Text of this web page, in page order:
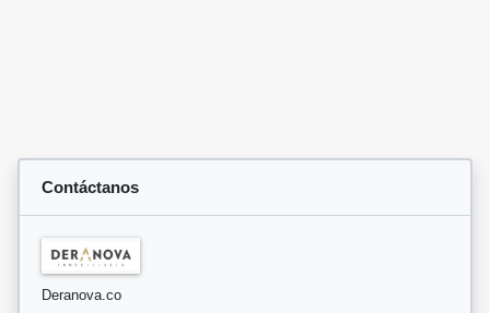
Contáctanos
Deranova.co